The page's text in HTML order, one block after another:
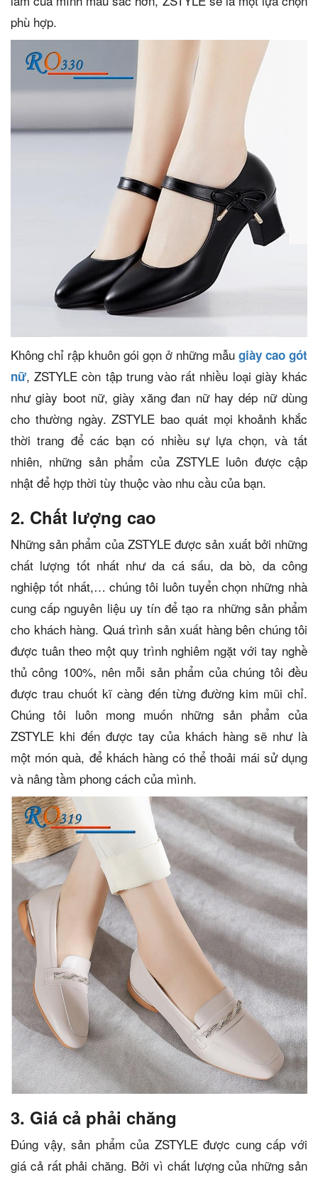
phù hợp.
Không chỉ rập khuôn gói gọn ở những mẫu giày cao gót
nữ, ZSTYLE còn tập trung vào rất nhiều loại giày khác
như giày boot nữ, giày xăng đan nữ hay dép nữ dùng
cho thường ngày. ZSTYLE bao quát mọi khoảnh khắc
thời trang để các bạn có nhiều sự lựa chọn, và tất
nhiên, những sản phẩm của ZSTYLE luôn được cập
nhật để hợp thời tùy thuộc vào nhu cầu của bạn.
2. Chất lượng cao
Những sản phẩm của ZSTYLE được sản xuất bởi những
chất lượng tốt nhất như da cá sấu, da bò, da công
nghiệp tốt nhất,… chúng tôi luôn tuyển chọn những nhà
cung cấp nguyên liệu uy tín để tạo ra những sản phẩm
cho khách hàng. Quá trình sản xuất hàng bên chúng tôi
được tuân theo một quy trình nghiêm ngặt với tay nghề
thủ công 100%, nên mỗi sản phẩm của chúng tôi đều
được trau chuốt kĩ càng đến từng đường kim mũi chỉ.
Chúng tôi luôn mong muốn những sản phẩm của
ZSTYLE khi đến được tay của khách hàng sẽ như là
một món quà, để khách hàng có thể thoải mái sử dụng
và nâng tầm phong cách của mình.
3. Giá cả phải chăng
Đúng vậy, sản phẩm của ZSTYLE được cung cấp với
giá cả rất phải chăng. Bởi vì chất lượng của những sản